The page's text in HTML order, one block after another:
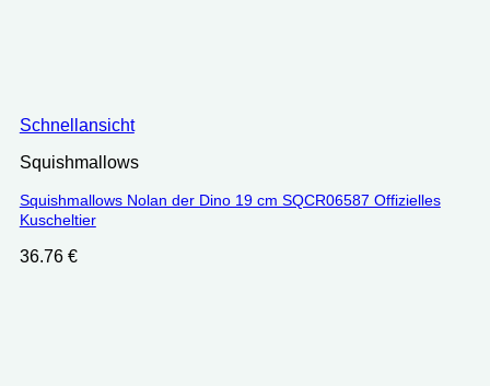
Schnellansicht
Squishmallows
Squishmallows Nolan der Dino 19 cm SQCR06587 Offizielles
Kuscheltier
36.76 €